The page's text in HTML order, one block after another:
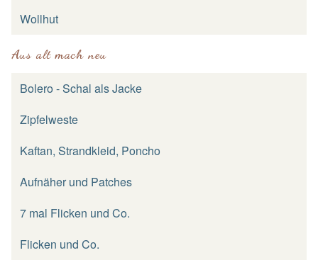
Wollhut
Aus alt mach neu
Bolero - Schal als Jacke
Zipfelweste
Kaftan, Strandkleid, Poncho
Aufnäher und Patches
7 mal Flicken und Co.
Flicken und Co.